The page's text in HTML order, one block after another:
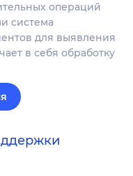
операций
система
для выявления
в себя обработку